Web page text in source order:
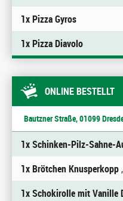
1x Pizza Gyros
1x Pizza Diavolo
ONLINE BESTELLT
Bautzner Straße, 01099
1x Schinken-Pilz-Sahne-
1x Brötchen Knusperkopp
1x Schokirolle mit Vanille